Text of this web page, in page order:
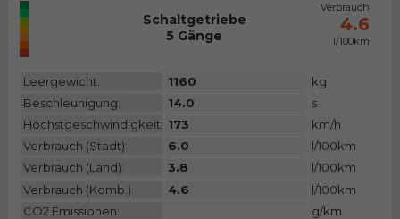
N/A
Kategorie
Schaltgetriebe
5 Gänge
Verbrauch
4.6
l/100km
Leergewicht: 1160
kg
Beschleunigung:
14.0
s
Höchstgeschwindigkeit: 173
km/h
Verbrauch (Stadt):
6.0
l/100km
Verbrauch (Land):
3.8
l/100km
Verbrauch (Komb.):
4.6
l/100km
CO2 Emissionen:
g/km